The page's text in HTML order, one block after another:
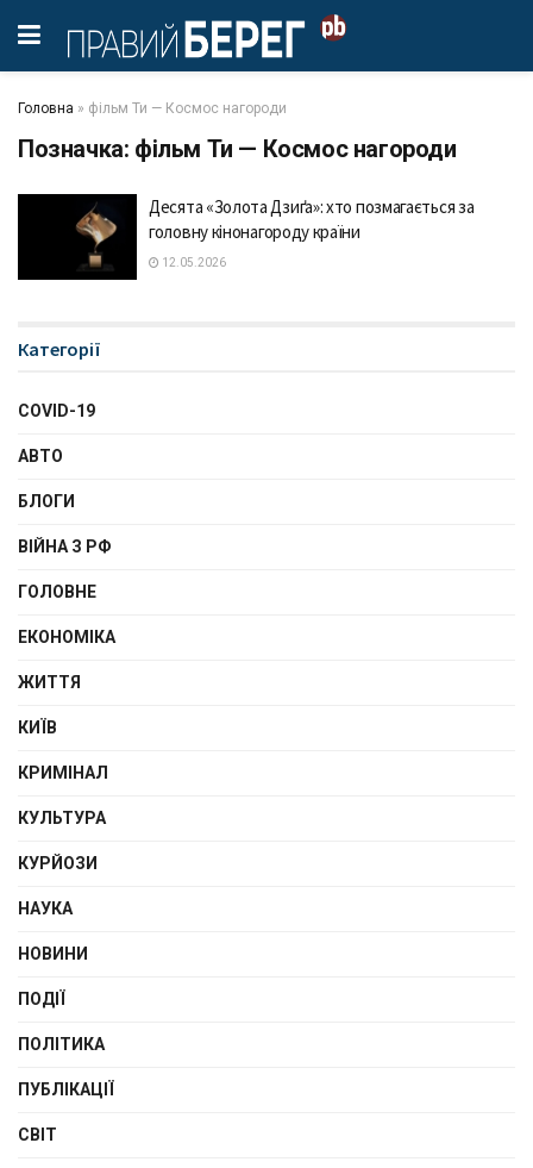
Головна » фільм Ти — Космос нагороди
Позначка: фільм Ти — Космос нагороди
Десята «Золота Дзиґа»: хто позмагається за
головну кінонагороду країни
12.05.2026
Категорії
COVID-19
АВТО
БЛОГИ
ВІЙНА З РФ
ГОЛОВНЕ
ЕКОНОМІКА
ЖИТТЯ
КИЇВ
КРИМІНАЛ
КУЛЬТУРА
КУРЙОЗИ
НАУКА
НОВИНИ
ПОДІЇ
ПОЛІТИКА
ПУБЛІКАЦІЇ
СВІТ